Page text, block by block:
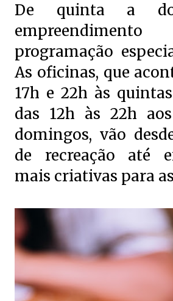
De quinta a
programação
As oficinas, que
17h e 22h às
das 12h às 22h
domingos, vão
de recreação até
mais criativas para